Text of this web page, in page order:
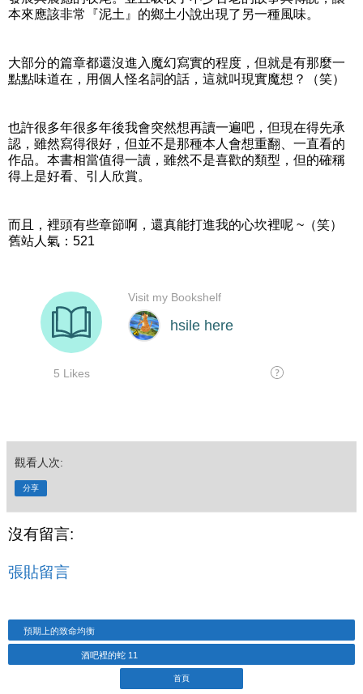
本來應該非常『泥土』的鄉土小說出現了另一種風味。
大部分的篇章都還沒進入魔幻寫實的程度，但就是有那麼一
點點味道在，用個人怪名詞的話，這就叫現實魔想？（笑）
也許很多年很多年後我會突然想再讀一遍吧，但現在得先承
認，雖然寫得很好，但並不是那種本人會想重翻、一直看的
作品。本書相當值得一讀，雖然不是喜歡的類型，但的確稱
得上是好看、引人欣賞。
而且，裡頭有些章節啊，還真能打進我的心坎裡呢 ~（笑）
舊站人氣：521
觀看人次:
分享
沒有留言:
張貼留言
預期上的致命均衡
酒吧裡的蛇 11
首頁